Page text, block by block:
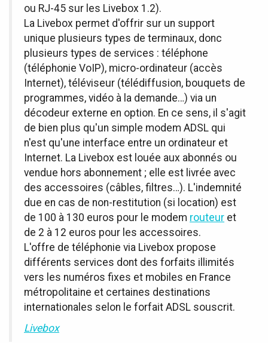
ou RJ-45 sur les Livebox 1.2).
La Livebox permet d'offrir sur un support
unique plusieurs types de terminaux, donc
plusieurs types de services : téléphone
(téléphonie VoIP), micro-ordinateur (accès
Internet), téléviseur (télédiffusion, bouquets de
programmes, vidéo à la demande…) via un
décodeur externe en option. En ce sens, il s'agit
de bien plus qu'un simple modem ADSL qui
n'est qu'une interface entre un ordinateur et
Internet. La Livebox est louée aux abonnés ou
vendue hors abonnement ; elle est livrée avec
des accessoires (câbles, filtres…). L'indemnité
due en cas de non-restitution (si location) est
de 100 à 130 euros pour le modem routeur et
de 2 à 12 euros pour les accessoires.
L'offre de téléphonie via Livebox propose
différents services dont des forfaits illimités
vers les numéros fixes et mobiles en France
métropolitaine et certaines destinations
internationales selon le forfait ADSL souscrit.
Livebox